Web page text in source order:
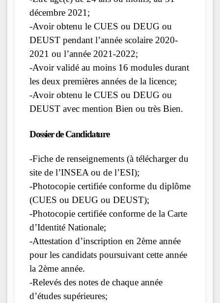
décembre 2021;
-Avoir obtenu le CUES ou DEUG ou
DEUST pendant l’année scolaire 2020-
2021 ou l’année 2021-2022;
-Avoir validé au moins 16 modules durant
les deux premières années de la licence;
-Avoir obtenu le CUES ou DEUG ou
DEUST avec mention Bien ou très Bien.
Dossier de Candidature
-Fiche de renseignements (à télécharger du
site de l’INSEA ou de l’ESI);
-Photocopie certifiée conforme du diplôme
(CUES ou DEUG ou DEUST);
-Photocopie certifiée conforme de la Carte
d’Identité Nationale;
-Attestation d’inscription en 2ème année
pour les candidats poursuivant cette année
la 2ème année.
-Relevés des notes de chaque année
d’études supérieures;